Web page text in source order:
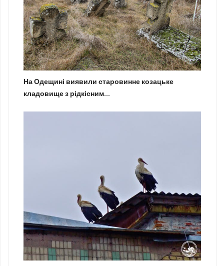
На Одещині виявили старовинне козацьке
кладовище з рідкісним...